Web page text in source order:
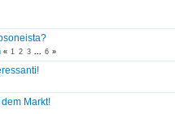
« 1 2 3 ... 6 »
Markt!